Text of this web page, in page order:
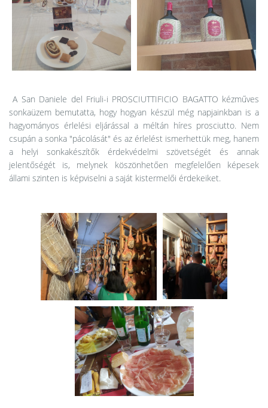
A San Daniele del Friuli-i PROSCIUTTIFICIO BAGATTO kézműves
sonkaüzem bemutatta, hogy hogyan készül még napjainkban is a
hagyományos érlelési eljárással a méltán híres prosciutto. Nem
csupán a sonka "pácolását" és az érlelést ismerhettük meg, hanem
a helyi sonkakészítők érdekvédelmi szövetségét és annak
jelentőségét is, melynek köszönhetően megfelelően képesek
állami szinten is képviselni a saját kistermelői érdekeiket.